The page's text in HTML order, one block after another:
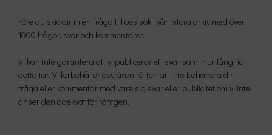
Före du skickar in en fråga till oss sök i vårt stora arkiv med över
1000 frågor, svar och kommentarer.
Vi kan inte garantera att vi publicerar ett svar samt hur lång tid
detta tar. Vi förbehåller oss även rätten att inte behandla din
fråga eller kommentar med vare sig svar eller publicitet om vi inte
anser den adekvat för röntgen.